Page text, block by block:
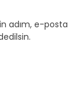
adım, e-posta